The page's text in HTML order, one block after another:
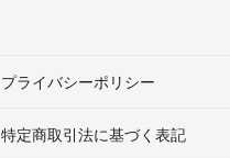
プライバシーポリシー
特定商取引法に基づく表記